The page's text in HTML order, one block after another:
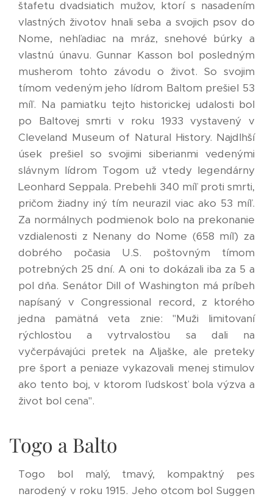
štafetu dvadsiatich mužov, ktorí s nasadením
vlastných životov hnali seba a svojich psov do
Nome, nehľadiac na mráz, snehové búrky a
vlastnú únavu. Gunnar Kasson bol posledným
musherom tohto závodu o život. So svojim
tímom vedeným jeho lídrom Baltom prešiel 53
míľ. Na pamiatku tejto historickej udalosti bol
po Baltovej smrti v roku 1933 vystavený v
Cleveland Museum of Natural History. Najdlhší
úsek prešiel so svojimi siberianmi vedenými
slávnym lídrom Togom už vtedy legendárny
Leonhard Seppala. Prebehli 340 míľ proti smrti,
pričom žiadny iný tím neurazil viac ako 53 míľ.
Za normálnych podmienok bolo na prekonanie
vzdialenosti z Nenany do Nome (658 míľ) za
dobrého počasia U.S. poštovným tímom
potrebných 25 dní. A oni to dokázali iba za 5 a
pol dňa. Senátor Dill of Washington má príbeh
napísaný v Congressional record, z ktorého
jedna pamätná veta znie: "Muži limitovaní
rýchlosťou a vytrvalosťou sa dali na
vyčerpávajúci pretek na Aljaške, ale preteky
pre šport a peniaze vykazovali menej stimulov
ako tento boj, v ktorom ľudskosť bola výzva a
život bol cena".
Togo a Balto
Togo bol malý, tmavý, kompaktný pes
narodený v roku 1915. Jeho otcom bol Suggen